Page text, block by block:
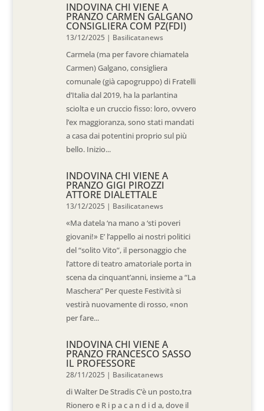
INDOVINA CHI VIENE A
PRANZO CARMEN GALGANO
CONSIGLIERA COM PZ(FDI)
13/12/2025 | Basilicatanews
Carmela (ma per favore chiamatela
Carmen) Galgano, consigliera
comunale (già capogruppo) di Fratelli
d’Italia dal 2019, ha la parlantina
sciolta e un cruccio fisso: loro, ovvero
l’ex maggioranza, sono stati mandati
a casa dai potentini proprio sul più
bello. Inizio...
INDOVINA CHI VIENE A
PRANZO GIGI PIROZZI
ATTORE DIALETTALE
13/12/2025 | Basilicatanews
«Ma datela ‘na mano a ‘sti poveri
giovani!» E’ l’appello ai nostri politici
del “solito Vito”, il personaggio che
l’attore di teatro amatoriale porta in
scena da cinquant’anni, insieme a “La
Maschera” Per queste Festività si
vestirà nuovamente di rosso, «non
per fare...
INDOVINA CHI VIENE A
PRANZO FRANCESCO SASSO
IL PROFESSORE
28/11/2025 | Basilicatanews
di Walter De Stradis C’è un posto,tra
Rionero e R i p a c a n d i d a, dove il